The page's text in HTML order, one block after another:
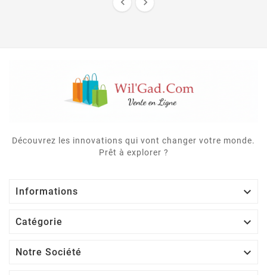
 
Découvrez les innovations qui vont changer votre monde.
Prêt à explorer ?
Informations 
Catégorie 
Notre Société 